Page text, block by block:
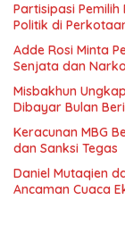
Partisipasi
Politik di
Adde Rosi Minta
Senjata dan
Misbakhun
Dibayar Bulan
Keracunan MBG
dan Sanksi Tegas
Daniel Mutaqien
Ancaman Cuaca